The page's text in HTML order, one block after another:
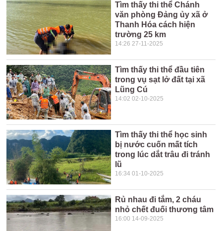
Tìm thấy thi thể Chánh
văn phòng Đảng ủy xã ở
Thanh Hóa cách hiện
trường 25 km
14:26 27-11-2025
Tìm thấy thi thể đầu tiên
trong vụ sạt lở đất tại xã
Lũng Cú
14:02 02-10-2025
Tìm thấy thi thể học sinh
bị nước cuốn mất tích
trong lúc dắt trâu đi tránh
lũ
16:34 01-10-2025
Rủ nhau đi tắm, 2 cháu
nhỏ chết đuối thương tâm
16:00 14-09-2025